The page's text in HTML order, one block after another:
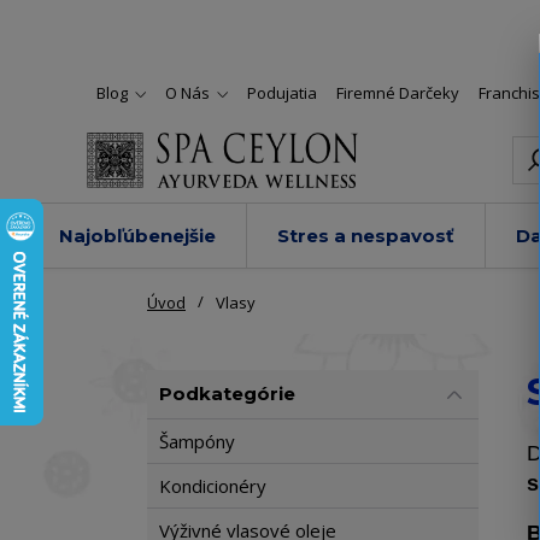
Blog O Nás Podujatia Firemné Darčeky Franchise
Najobľúbenejšie Stres a nespavosť
Úvod Vlasy
Podkategórie
Šampóny
Kondicionéry
Výživné vlasové oleje